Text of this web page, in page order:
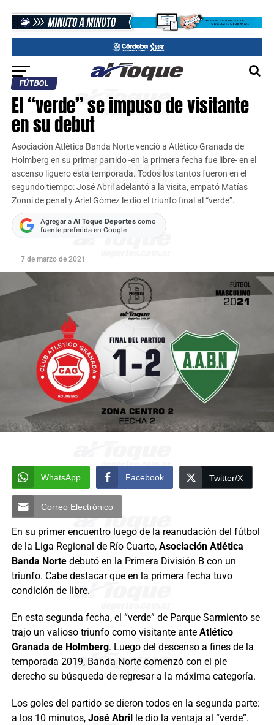
FÚTBOL
El “verde” se impuso de visitante
en su debut
Asociación Atlética Banda Norte venció a Atlético Granada de
Holmberg en su primer partido -en la primera fecha fue libre- en el
ascenso liguero esta temporada. Todos los tantos fueron en el
segundo tiempo: José Abril adelantó a la visita, empató Matías
Zonni de penal y Ariel Gómez le dio el triunfo final al “verde”.
Agregar a Al Toque Deportescomo
fuente preferida en Google
7 de marzo de 2021
WhatsApp Facebook Twitter/X
Correo Electrónico
En su primer encuentro luego de la reanudación del fútbol
de la Liga Regional de Río Cuarto, Asociación Atlética
Banda Norte debutó en la Primera División B con un
triunfo. Cabe destacar que en la primera fecha tuvo
condición de libre.
En esta segunda fecha, el “verde” de Parque Sarmiento se
trajo un valioso triunfo como visitante ante Atlético
Granada de Holmberg. Luego del descenso a fines de la
temporada 2019, Banda Norte comenzó con el pie
derecho su búsqueda de regresar a la máxima categoría.
Los goles del partido se dieron todos en la segunda parte:
a los 10 minutos, José Abril
le dio la ventaja al “verde”.